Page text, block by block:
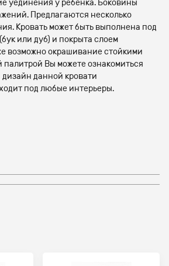
уединения у ребенка. Боковины
Предлагаются несколько
Кровать может быть выполнена под
или дуб) и покрыта слоем
возможно окрашивание стойкими
палитрой Вы можете ознакомиться
данной кровати
под любые интерьеры.